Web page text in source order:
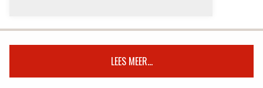
LEES MEER...